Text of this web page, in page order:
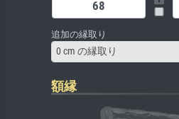
追加の縁取り
0 cm の縁取り
額縁